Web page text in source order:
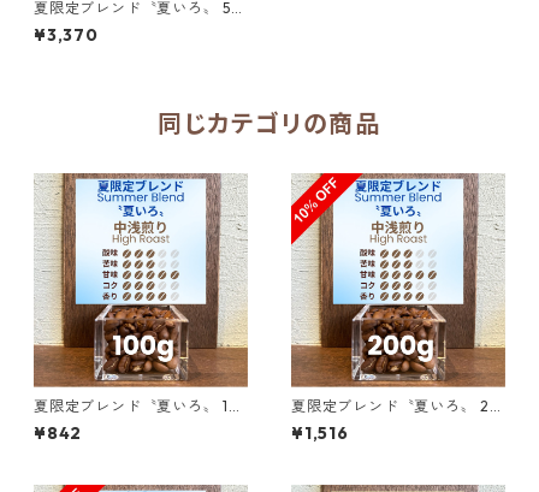
夏限定ブレンド〝夏いろ〟 50
0g（100g単価の20％OFF）
¥3,370
同じカテゴリの商品
夏限定ブレンド〝夏いろ〟 10
0g
¥842
夏限定ブレンド〝夏いろ〟 20
0g（100g単価の10％OFF）
¥1,516